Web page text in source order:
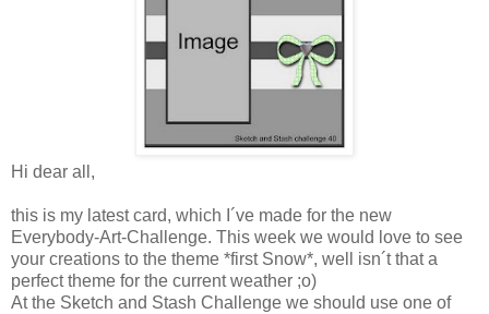
Hi dear all,
this is my latest card, which I´ve made for the new
Everybody-Art-Challenge. This week we would love to see
your creations to the theme *first Snow*, well isn´t that a
perfect theme for the current weather ;o)
At the Sketch and Stash Challenge we should use one of